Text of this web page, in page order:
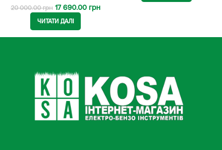
20 000.00грн 17 690.00 грн
ЧИТАТИ ДАЛІ